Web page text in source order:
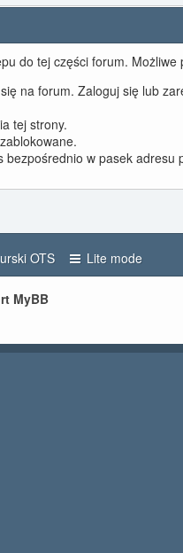
do tej części forum. Możliwe
na forum. Zaloguj się lub
tej strony.
w pasek
OTS Lite mode
MyBB